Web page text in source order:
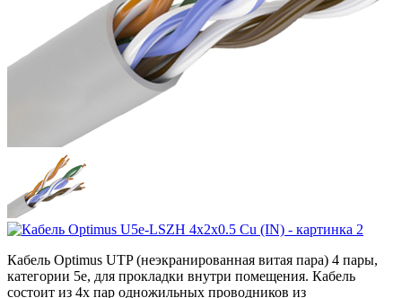
Кабель Optimus UTP (неэкранированная витая пара) 4 пары,
категории 5e, для прокладки внутри помещения. Кабель
состоит из 4х пар одножильных проводников из